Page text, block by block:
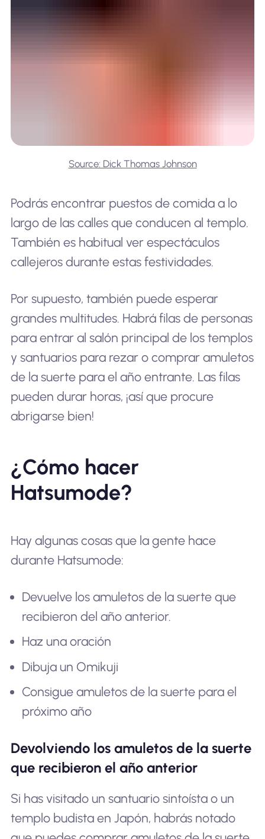
Source: Dick Thomas Johnson
Podrás encontrar puestos de comida a lo
largo de las calles que conducen al templo.
También es habitual ver espectáculos
callejeros durante estas festividades.
Por supuesto, también puede esperar
grandes multitudes. Habrá filas de personas
para entrar al salón principal de los templos
y santuarios para rezar o comprar amuletos
de la suerte para el año entrante. Las filas
pueden durar horas, ¡así que procure
abrigarse bien!
¿Cómo hacer
Hatsumode?
Hay algunas cosas que la gente hace
durante Hatsumode:
Devuelve los amuletos de la suerte que
recibieron del año anterior.
Haz una oración
Dibuja un Omikuji
Consigue amuletos de la suerte para el
próximo año
Devolviendo los amuletos de la suerte
que recibieron el año anterior
Si has visitado un santuario sintoísta o un
templo budista en Japón, habrás notado